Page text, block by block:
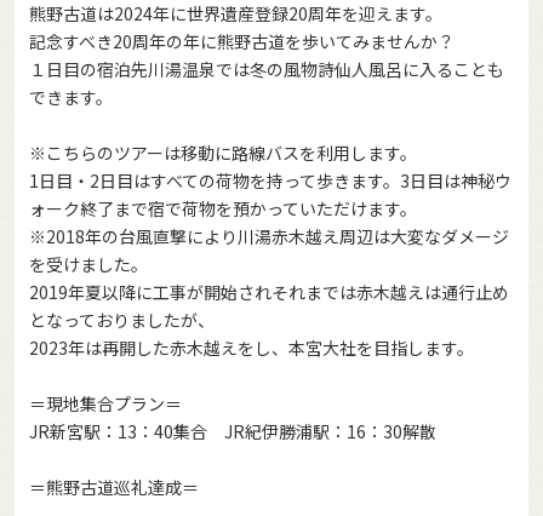
熊野古道は2024年に世界遺産登録20周年を迎えます。
記念すべき20周年の年に熊野古道を歩いてみませんか？
１日目の宿泊先川湯温泉では冬の風物詩仙人風呂に入ることも
できます。
※こちらのツアーは移動に路線バスを利用します。
1日目・2日目はすべての荷物を持って歩きます。3日目は神秘ウ
ォーク終了まで宿で荷物を預かっていただけます。
※2018年の台風直撃により川湯赤木越え周辺は大変なダメージ
を受けました。
2019年夏以降に工事が開始されそれまでは赤木越えは通行止め
となっておりましたが、
2023年は再開した赤木越えをし、本宮大社を目指します。
＝現地集合プラン＝
JR新宮駅：13：40集合 JR紀伊勝浦駅：16：30解散
＝熊野古道巡礼達成＝